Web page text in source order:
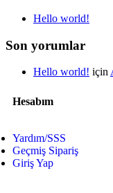
Hello world!
Son yorumlar
Hello world! için
Hesabım
Yardım/SSS
Geçmiş Sipariş
Giriş Yap